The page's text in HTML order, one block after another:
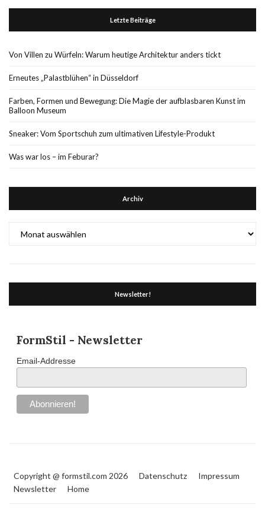
Letzte Beiträge
Von Villen zu Würfeln: Warum heutige Architektur anders tickt
Erneutes „Palastblühen“ in Düsseldorf
Farben, Formen und Bewegung: Die Magie der aufblasbaren Kunst im
Balloon Museum
Sneaker: Vom Sportschuh zum ultimativen Lifestyle-Produkt
Was war los – im Feburar?
Archiv
Newsletter!
FormStil - Newsletter
Email-Addresse
Copyright @ formstil.com 2026 Datenschutz
Impressum
Newsletter
Home